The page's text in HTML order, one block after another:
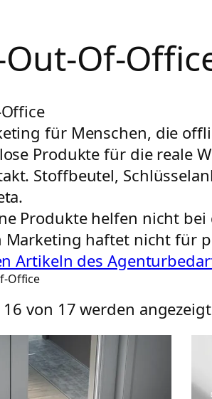
Of-
für Menschen, die
Produkte für die reale
Stoffbeutel,
Produkte helfen nicht
Marketing haftet nicht für
Artikeln des
Office
16 von 17 werden angezeigt